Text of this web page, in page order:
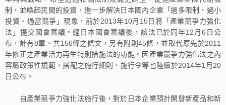
制，並喚起民間的投資，進一步解決日本國內企業「過多限制、過小
投資、過當競爭」現象，前於2013年10月15日將「產業競爭力強化
法」提交國會審議。經日本國會審議後，該法已於同年12月6日公
布，計有8章、共156條之條文，另有附則45條，並取代原先於2011
年修正之產業活力再生特別措施法的功能。因產業競爭力強化法之內
容屬政策性規範，搭配之施行細則、施行令等也陸續於2014年1月20
日公布。
自產業競爭力強化法施行後，對於日本企業預計開發新產品和新